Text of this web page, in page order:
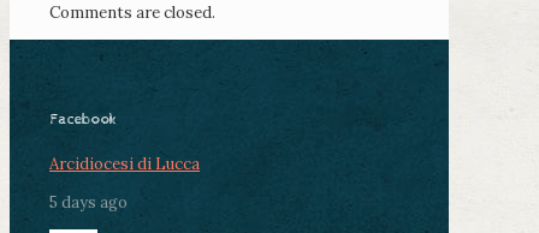
Comments are closed.
Facebook
Arcidiocesi di Lucca
5 days ago